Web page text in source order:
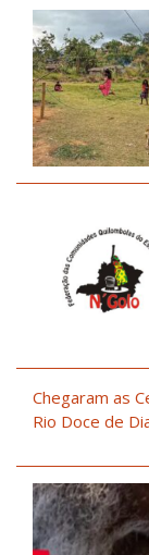
Chegaram as
Rio Doce de